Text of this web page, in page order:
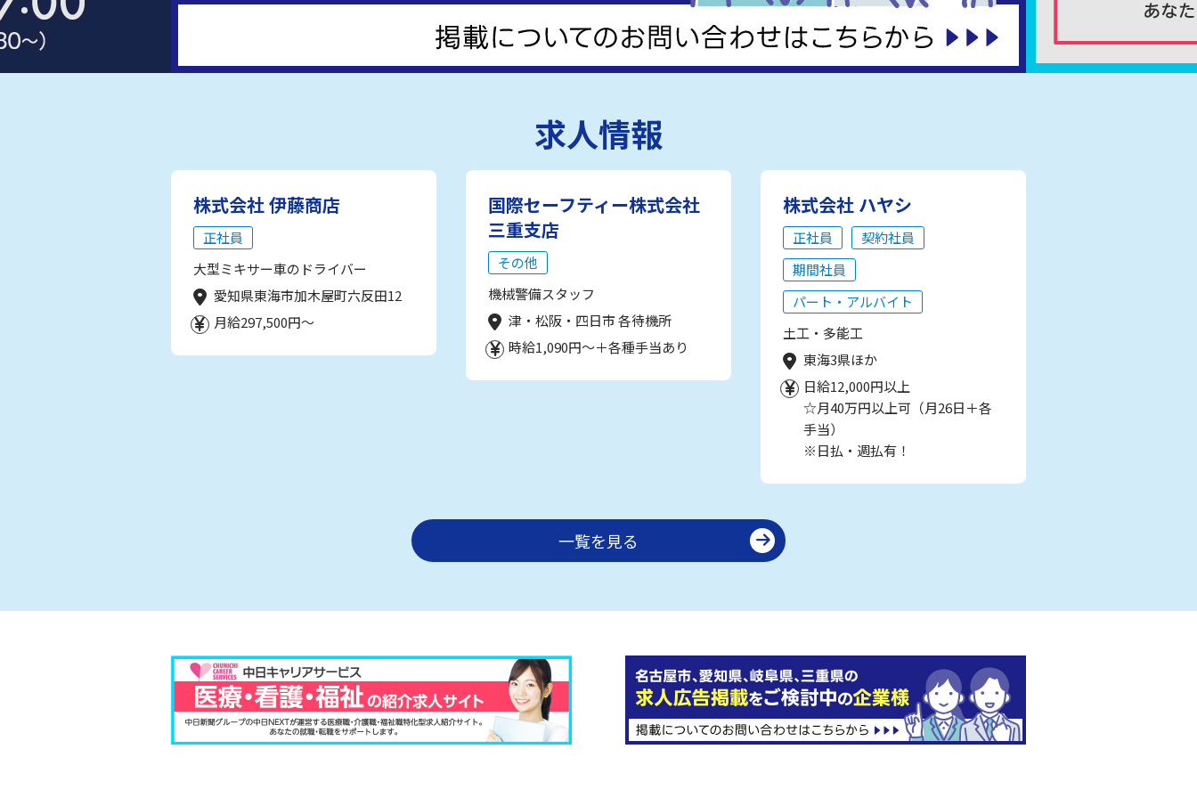
求人情報
株式会社 伊藤商店
正社員
大型ミキサー車のドライバー
愛知県東海市加木屋町六反田12
月給297,500円～
国際セーフティー株式会社
三重支店
その他
機械警備スタッフ
津・松阪・四日市 各待機所
時給1,090円～＋各種手当あり
株式会社 ハヤシ
正社員
契約社員
期間社員
パート・アルバイト
土工・多能工
東海3県ほか
日給12,000円以上
☆月40万円以上可（月26日＋各
手当）
※日払・週払有！
一覧を見る